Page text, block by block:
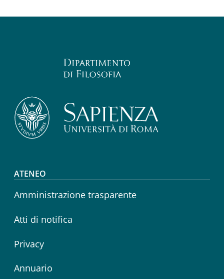
Footer menu
ATENEO
Amministrazione trasparente
Atti di notifica
Privacy
Annuario